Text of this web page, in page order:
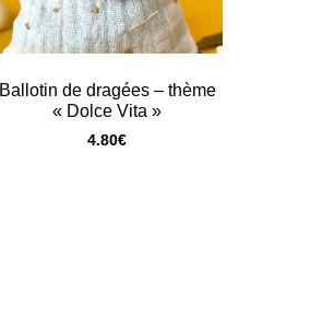
Ballotin de dragées – thème
« Dolce Vita »
4.80€